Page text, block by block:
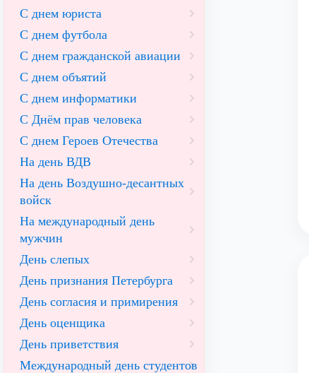
С днем юриста
С днем футбола
С днем гражданской авиации
С днем объятий
С днем информатики
С Днём прав человека
С днем Героев Отечества
На день ВДВ
На день Воздушно-десантных
войск
На международный день
мужчин
День слепых
День признания Петербурга
День согласия и примирения
День оценщика
День приветствия
Международный день студентов